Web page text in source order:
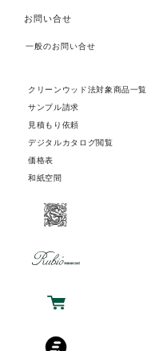
お問い合せ
一般のお問い合せ
クリーンウッド法対象商品一覧
サンプル請求
見積もり依頼
デジタルカタログ閲覧
価格表
和紙空間